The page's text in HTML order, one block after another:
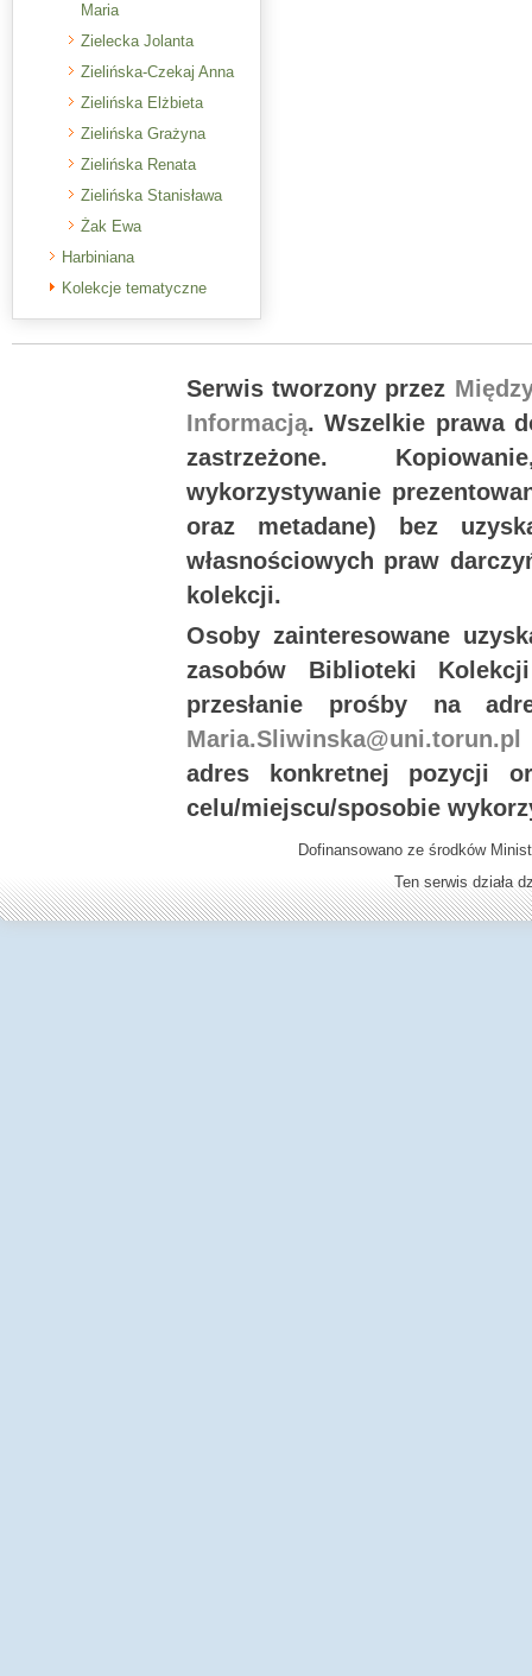
Maria
Zielecka Jolanta
Zielińska-Czekaj Anna
Zielińska Elżbieta
Zielińska Grażyna
Zielińska Renata
Zielińska Stanisława
Żak Ewa
Harbiniana
Kolekcje tematyczne
Serwis tworzony przez
Informacją. Wszelkie prawa
zastrzeżone.
wykorzystywanie
oraz metadane) bez
własnościowych praw
kolekcji.
Osoby zainteresowane
zasobów Biblioteki
przesłanie prośby na
Maria.Sliwinska@uni.torun.pl
adres konkretnej pozycji
celu/miejscu/sposobie
Dofinansowano ze środków
Ten serwis działa